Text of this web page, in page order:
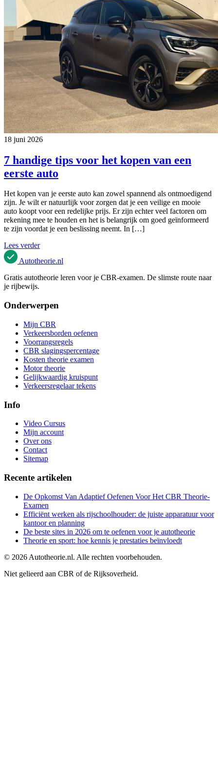
18 juni 2026
7 handige tips voor het kopen van een
eerste auto
Het kopen van je eerste auto kan zowel spannend als ontmoedigend
zijn. Je wilt er natuurlijk voor zorgen dat je een veilige en mooie
auto koopt voor een redelijke prijs. Er zijn echter veel factoren om
rekening mee te houden en het is belangrijk om goed geïnformeerd
te zijn voordat je een beslissing neemt. In […]
Lees verder
Autotheorie.nl
Gratis autotheorie leren voor je CBR-examen. De slimste route naar
je rijbewijs.
Onderwerpen
Mijn CBR
Verkeersborden oefenen
Voorrangsregels
CBR slagingspercentage
Kosten theorie examen
Motor theorie
Gelijkwaardig kruispunt
Verkeersregelaar tekens
Info
Video Cursus
Mijn account
Over ons
Contact
Sitemap
Recente artikelen
De Opkomst Van Adaptief Oefenen Voor Het CBR Theorie-
Examen
Efficiënt werken als rijschoolhouder: de juiste apparatuur voor
kantoor en planning
De beste sites in 2026 om te oefenen voor je autotheorie
Theorie en sport: hoe kennis je prestaties beïnvloedt
© 2026 Autotheorie.nl. Alle rechten voorbehouden.
Niet gelieerd aan CBR of de Rijksoverheid.